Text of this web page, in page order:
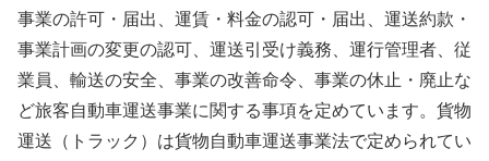
事業の許可・届出、運賃・料金の認可・届出、運送約款・
事業計画の変更の認可、運送引受け義務、運行管理者、従
業員、輸送の安全、事業の改善命令、事業の休止・廃止な
ど旅客自動車運送事業に関する事項を定めています。貨物
運送（トラック）は貨物自動車運送事業法で定められてい